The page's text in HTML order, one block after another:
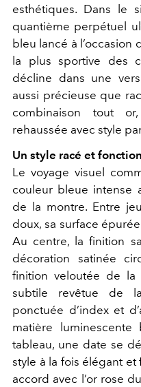
esthétiques. Dans le
quantième perpétuel
bleu lancé à l’occasion
la plus sportive des
décline dans une
aussi précieuse que
combinaison tout
rehaussée avec style
Un style racé et
Le voyage visuel
couleur bleue intense
de la montre. Entre
doux, sa surface
Au centre, la finition
décoration satinée
finition veloutée de la
subtile revêtue de
ponctuée d’index et
matière
tableau, une date se
style à la fois élégant
accord avec l’or rose